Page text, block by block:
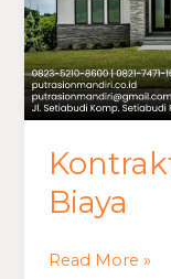
Biaya
Read More »